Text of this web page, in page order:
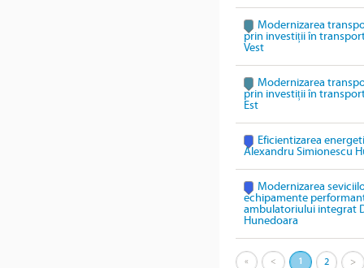
Modernizarea
prin investiții în
Vest
Modernizarea
prin investiții în
Est
Eficientizarea
Alexandru Simionescu
Modernizarea
echipamente
ambulatoriului integrat
Hunedoara
« < 1 2 >